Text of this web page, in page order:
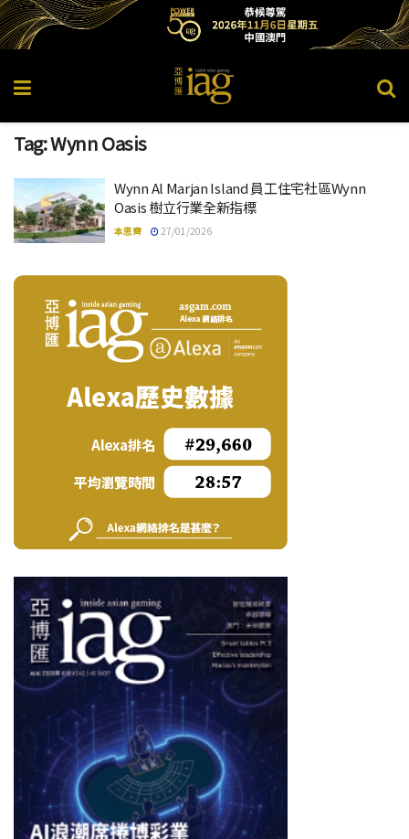
Tag:Wynn Oasis
Wynn Al Marjan Island 員工住宅社區Wynn
Oasis 樹立行業全新指標
本思齊 27/01/2026